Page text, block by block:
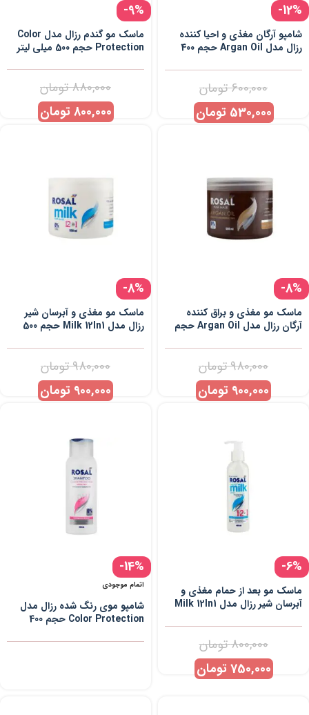
-12%
شامپو آرگان مغذی و احیا کننده
رزال مدل Argan Oil حجم 400
600,000تومان
530,000 تومان
-9%
ماسک مو گندم رزال مدل Color
Protection حجم 500 میلی لیتر
880,000تومان
800,000 تومان
-8%
ماسک مو مغذی و براق کننده
آرگان رزال مدل Argan Oil حجم
980,000تومان
900,000 تومان
-8%
ماسک مو مغذی و آبرسان شیر
رزال مدل Milk 12In1 حجم 500
980,000تومان
900,000 تومان
-6%
ماسک مو بعد از حمام مغذی و
آبرسان شیر رزال مدل Milk 12In1
800,000تومان
750,000 تومان
-14%
اتمام موجودی
شامپو موی رنگ شده رزال مدل
Color Protection حجم 400